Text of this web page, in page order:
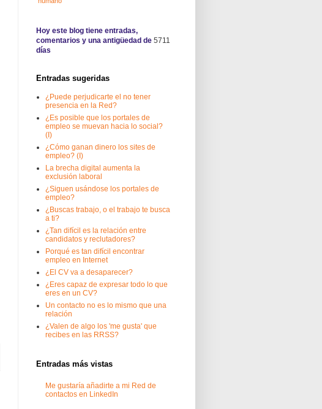
Hoy este blog tiene entradas,
comentarios y una antigüedad de 5711
días
Entradas sugeridas
¿Puede perjudicarte el no tener
presencia en la Red?
¿Es posible que los portales de
empleo se muevan hacia lo social?
(I)
¿Cómo ganan dinero los sites de
empleo? (I)
La brecha digital aumenta la
exclusión laboral
¿Siguen usándose los portales de
empleo?
¿Buscas trabajo, o el trabajo te busca
a ti?
¿Tan difícil es la relación entre
candidatos y reclutadores?
Porqué es tan difícil encontrar
empleo en Internet
¿El CV va a desaparecer?
¿Eres capaz de expresar todo lo que
eres en un CV?
Un contacto no es lo mismo que una
relación
¿Valen de algo los 'me gusta' que
recibes en las RRSS?
Entradas más vistas
Me gustaría añadirte a mi Red de
contactos en LinkedIn